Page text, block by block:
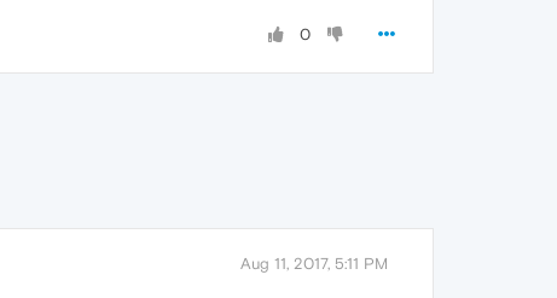
0
Aug 11, 2017, 5:11 PM